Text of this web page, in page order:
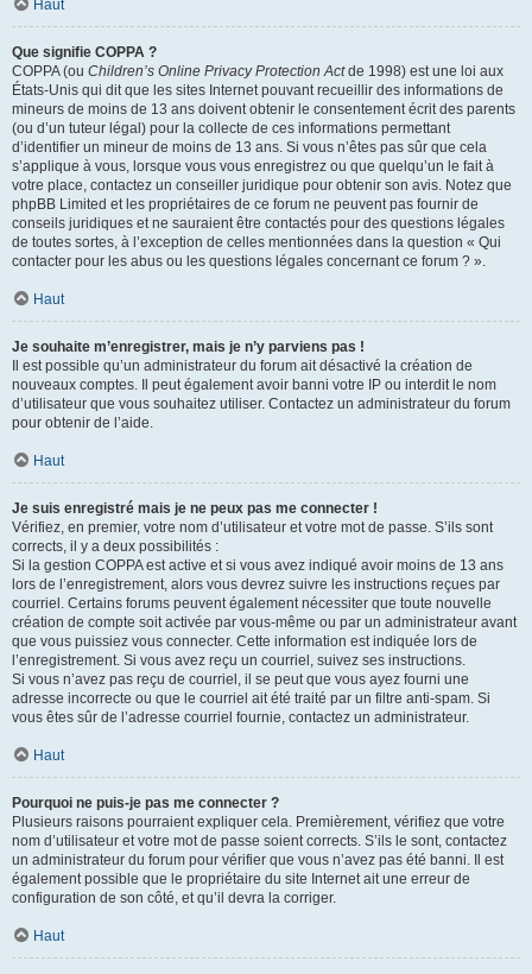
Haut
Que signifie COPPA ?
COPPA (ou Children’s Online Privacy Protection Actde 1998) est une loi aux
États-Unis qui dit que les sites Internet pouvant recueillir des informations de
mineurs de moins de 13 ans doivent obtenir le consentement écrit des parents
(ou d’un tuteur légal) pour la collecte de ces informations permettant
d’identifier un mineur de moins de 13 ans. Si vous n’êtes pas sûr que cela
s’applique à vous, lorsque vous vous enregistrez ou que quelqu’un le fait à
votre place, contactez un conseiller juridique pour obtenir son avis. Notez que
phpBB Limited et les propriétaires de ce forum ne peuvent pas fournir de
conseils juridiques et ne sauraient être contactés pour des questions légales
de toutes sortes, à l’exception de celles mentionnées dans la question « Qui
contacter pour les abus ou les questions légales concernant ce forum ? ».
Haut
Je souhaite m’enregistrer, mais je n’y parviens pas !
Il est possible qu’un administrateur du forum ait désactivé la création de
nouveaux comptes. Il peut également avoir banni votre IP ou interdit le nom
d’utilisateur que vous souhaitez utiliser. Contactez un administrateur du forum
pour obtenir de l’aide.
Haut
Je suis enregistré mais je ne peux pas me connecter !
Vérifiez, en premier, votre nom d’utilisateur et votre mot de passe. S’ils sont
corrects, il y a deux possibilités :
Si la gestion COPPA est active et si vous avez indiqué avoir moins de 13 ans
lors de l’enregistrement, alors vous devrez suivre les instructions reçues par
courriel. Certains forums peuvent également nécessiter que toute nouvelle
création de compte soit activée par vous-même ou par un administrateur avant
que vous puissiez vous connecter. Cette information est indiquée lors de
l’enregistrement. Si vous avez reçu un courriel, suivez ses instructions.
Si vous n’avez pas reçu de courriel, il se peut que vous ayez fourni une
adresse incorrecte ou que le courriel ait été traité par un filtre anti-spam. Si
vous êtes sûr de l’adresse courriel fournie, contactez un administrateur.
Haut
Pourquoi ne puis-je pas me connecter ?
Plusieurs raisons pourraient expliquer cela. Premièrement, vérifiez que votre
nom d’utilisateur et votre mot de passe soient corrects. S’ils le sont, contactez
un administrateur du forum pour vérifier que vous n’avez pas été banni. Il est
également possible que le propriétaire du site Internet ait une erreur de
configuration de son côté, et qu’il devra la corriger.
Haut